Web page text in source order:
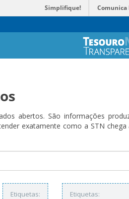
Simplifique! Comunica
abertos. São informações
exatamente como a STN
Etiquetas: Etiquetas: